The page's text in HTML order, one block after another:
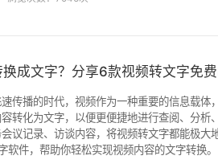
成文字？分享6款视频转文字免费
传播的时代，视频作为一种重要的信息载
转化为文字，以便更便捷地进行查阅、分
议记录、访谈内容，将视频转文字都能极
轻松实现视频内容的文字转换。 1、水印云 水印云是一款功能强大且实用的